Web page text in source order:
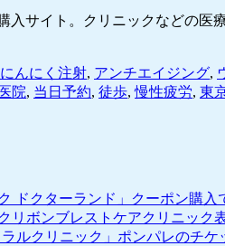
入サイト。クリニックなどの
にんにく注射, アンチエイジング,
医院, 当日予約, 徒歩,慢性疲労, 東
ドクターランド」クーポン購入
ボンブレストケアクリニック
ルクリニック」ポンパレのチケ